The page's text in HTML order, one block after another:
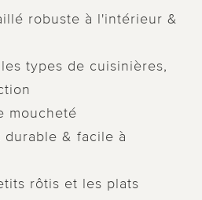
robuste à l'intérieur &
types de cuisinières,
moucheté
durable & facile à
rôtis et les plats